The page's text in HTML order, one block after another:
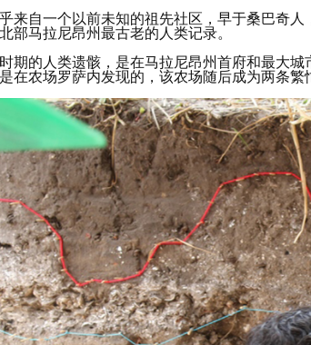
来自一个以前未知的祖先社区，早于桑巴奇
部马拉尼昂州最古老的人类记录。
期的人类遗骸，是在马拉尼昂州首府和最大
在农场罗萨内发现的，该农场随后成为两条繁